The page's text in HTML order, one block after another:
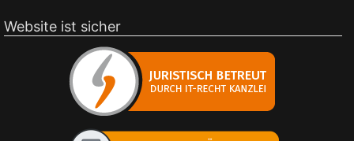
Website ist sicher